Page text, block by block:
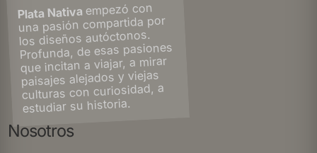
Plata Nativaempezó con
una pasión compartida por
los diseños autóctonos.
Profunda, de esas pasiones
que incitan a viajar, a mirar
paisajes alejados y viejas
culturas con curiosidad, a
estudiar su historia.
Nosotros